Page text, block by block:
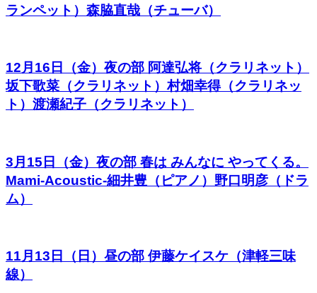
ランペット）森脇直哉（チューバ）
12月16日（金）夜の部 阿達弘将（クラリネット）
坂下歌菜（クラリネット）村畑幸得（クラリネッ
ト）渡瀬紀子（クラリネット）
3月15日（金）夜の部 春は みんなに やってくる。
Mami-Acoustic-細井豊（ピアノ）野口明彦（ドラ
ム）
11月13日（日）昼の部 伊藤ケイスケ（津軽三味
線）